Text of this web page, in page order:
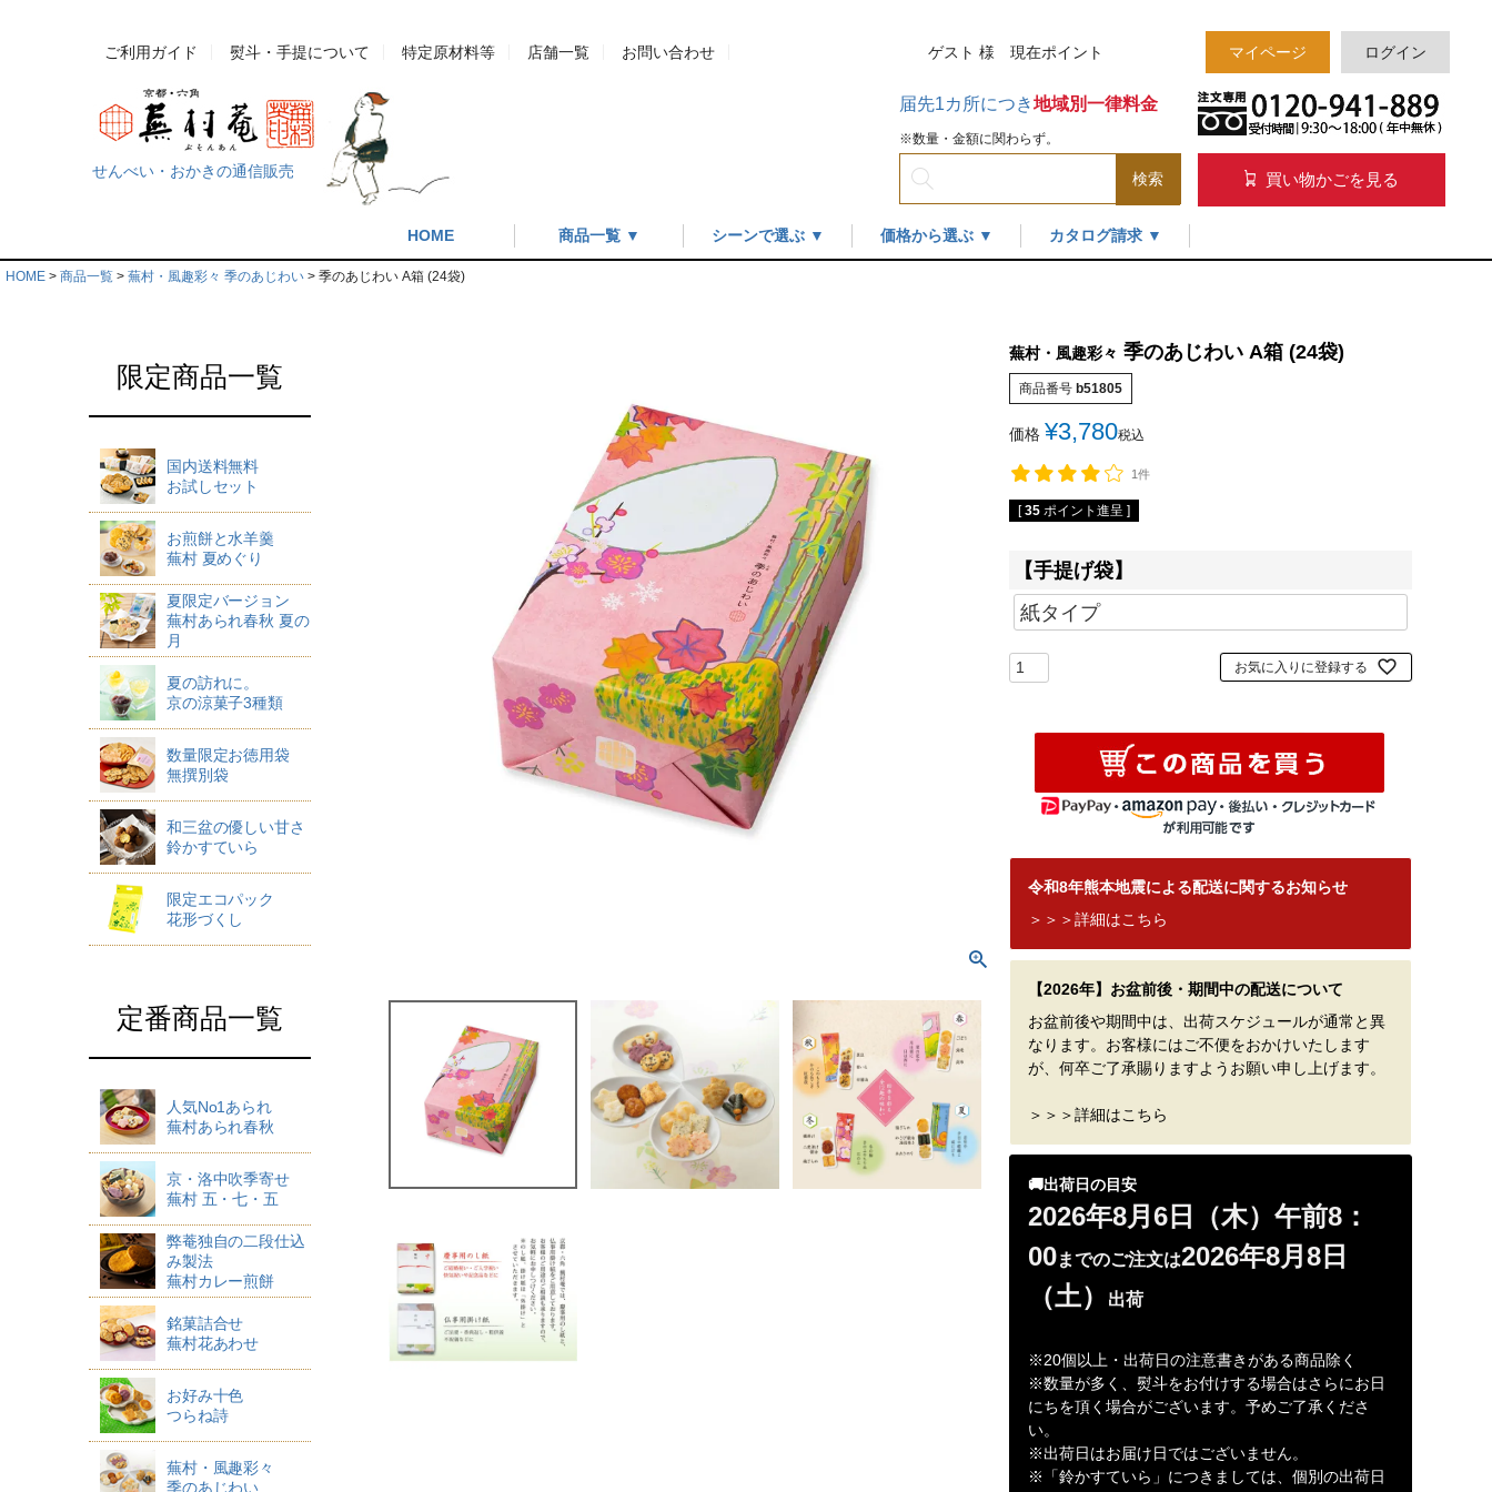
ご利用ガイド 熨斗・手提について 特定原材料等 店舗一覧 お問い合わせ ゲスト 様 現在ポイント マイページ ログイン
せんべい・おかきの通信販売 検索
届先1カ所につき地域別一律料金
※数量・金額に関わらず。
買い物かごを見る
HOME 商品一覧 ▼ シーンで選ぶ ▼ 価格から選ぶ ▼ カタログ請求 ▼
HOME 商品一覧 蕪村・風趣彩々 季のあじわい 季のあじわい A箱 (24袋)
限定商品一覧
国内送料無料
お試しセット
お煎餅と水羊羹
蕪村 夏めぐり
夏限定バージョン
蕪村あられ春秋 夏の
月
夏の訪れに。
京の涼菓子3種類
数量限定お徳用袋
無撰別袋
和三盆の優しい甘さ
鈴かすていら
限定エコパック
花形づくし
定番商品一覧
人気No1あられ
蕪村あられ春秋
京・洛中吹季寄せ
蕪村 五・七・五
弊菴独自の二段仕込
み製法
蕪村カレー煎餅
銘菓詰合せ
蕪村花あわせ
お好み十色
つらね詩
蕪村・風趣彩々
季のあじわい
蕪村・風趣彩々 季のあじわい A箱 (24袋)
商品番号 b51805
価格 ¥3,780税込
1件
[ 35 ポイント進呈 ]
【手提げ袋】
お気に入りに登録する
令和8年熊本地震による配送に関するお知らせ
＞＞＞詳細はこちら
【2026年】お盆前後・期間中の配送について
お盆前後や期間中は、出荷スケジュールが通常と異
なります。お客様にはご不便をおかけいたします
が、何卒ご了承賜りますようお願い申し上げます。
＞＞＞詳細はこちら
🚚出荷日の目安
2026年8月6日（木）午前8：
00までのご注文は2026年8月8日
（土）
出荷
※20個以上・出荷日の注意書きがある商品除く
※数量が多く、熨斗をお付けする場合はさらにお日
にちを頂く場合がございます。予めご了承くださ
い。
※出荷日はお届け日ではございません。
※「鈴かすていら」につきましては、個別の出荷日